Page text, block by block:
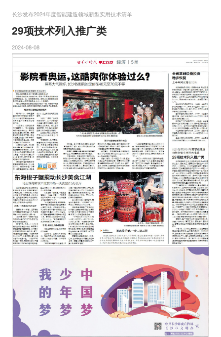
长沙发布2024年度智能建造领域新型实用技术清单
29项技术列入推广类
2024-08-08